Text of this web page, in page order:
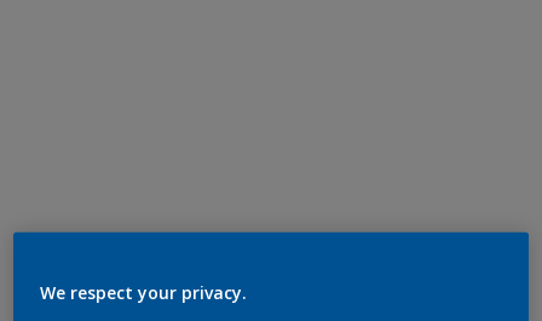
We respect your privacy.